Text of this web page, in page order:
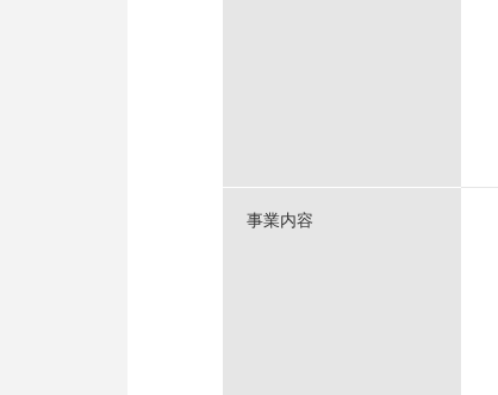
事業内容